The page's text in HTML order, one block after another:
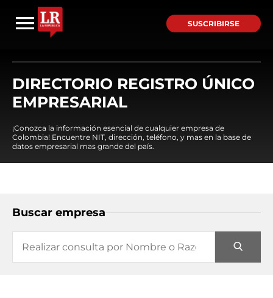
SUSCRIBIRSE
DIRECTORIO REGISTRO ÚNICO
EMPRESARIAL
¡Conozca la información esencial de cualquier empresa de
Colombia! Encuentre NIT, dirección, teléfono, y mas en la base de
datos empresarial mas grande del país.
Buscar empresa